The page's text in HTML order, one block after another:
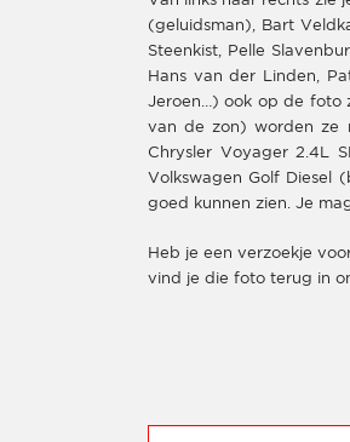
(geluidsman), Bart
Steenkist, Pelle
Hans van der Linden,
Jeroen…) ook op de foto
van de zon) worden ze
Chrysler Voyager 2.4L
Volkswagen Golf Diesel
goed kunnen zien. Je
Heb je een verzoekje
vind je die foto terug in